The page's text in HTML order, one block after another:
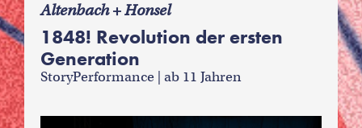
Altenbach + Honsel
1848! Revolution der ersten
Generation
StoryPerformance | ab 11 Jahren